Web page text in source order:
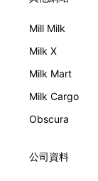
Mill Milk
Milk X
Milk Mart
Milk Cargo
Obscura
公司資料